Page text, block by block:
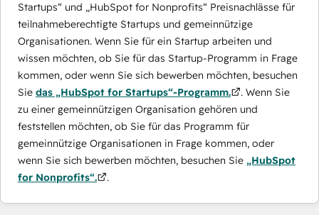
Startups“ und „HubSpot for Nonprofits“ Preisnachlässe für
teilnahmeberechtigte Startups und gemeinnützige
Organisationen. Wenn Sie für ein Startup arbeiten und
wissen möchten, ob Sie für das Startup-Programm in Frage
kommen, oder wenn Sie sich bewerben möchten, besuchen
Sie das „HubSpot for Startups“-Programm.
. Wenn Sie
zu einer gemeinnützigen Organisation gehören und
feststellen möchten, ob Sie für das Programm für
gemeinnützige Organisationen in Frage kommen, oder
wenn Sie sich bewerben möchten, besuchen Sie „HubSpot
for Nonprofits“.
.